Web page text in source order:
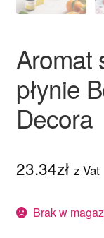
Aromat
płynie
Decora
23.34zł z Vat
Brak w